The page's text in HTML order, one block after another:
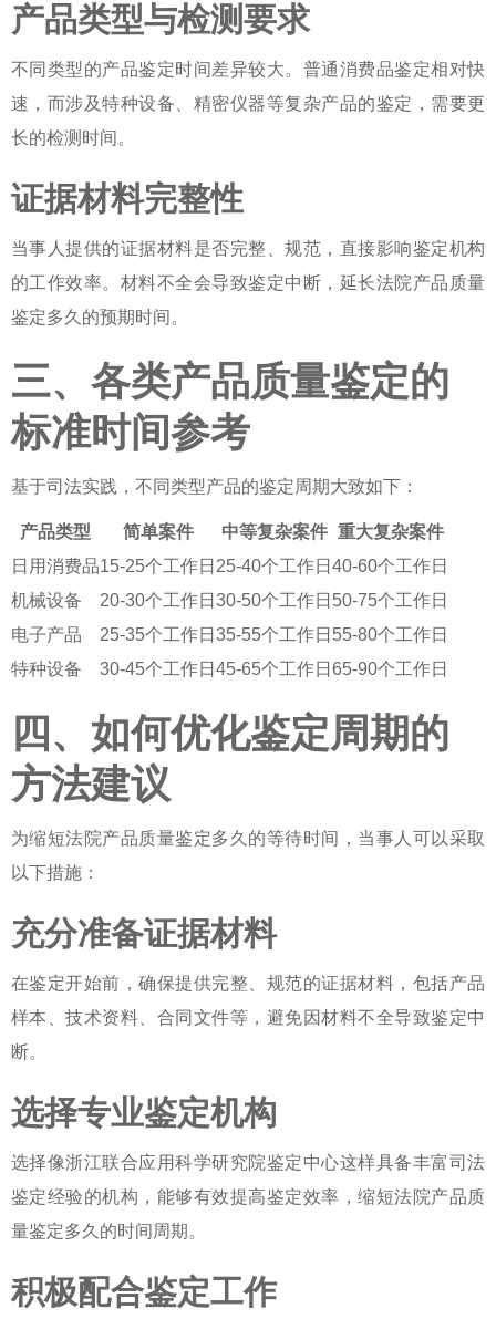
产品类型与检测要求
不同类型的产品鉴定时间差异较大。普通消费品鉴定相对快
速，而涉及特种设备、精密仪器等复杂产品的鉴定，需要更
长的检测时间。
证据材料完整性
当事人提供的证据材料是否完整、规范，直接影响鉴定机构
的工作效率。材料不全会导致鉴定中断，延长法院产品质量
鉴定多久 的预期时间。
三、各类产品质量鉴定的
标准时间参考
基于司法实践，不同类型产品的鉴定周期大致如下：
产品类型 简单案件 中等复杂案件 重大复杂案件
日用消费品15-25个工作日 25-40个工作日 40-60个工作日
机械设备
20-30个工作日 30-50个工作日 50-75个工作日
电子产品
25-35个工作日 35-55个工作日 55-80个工作日
特种设备
30-45个工作日 45-65个工作日 65-90个工作日
四、如何优化鉴定周期的
方法建议
为缩短法院产品质量鉴定多久 的等待时间，当事人可以采取
以下措施：
充分准备证据材料
在鉴定开始前，确保提供完整、规范的证据材料，包括产品
样本、技术资料、合同文件等，避免因材料不全导致鉴定中
断。
选择专业鉴定机构
选择像浙江联合应用科学研究院鉴定中心这样具备丰富司法
鉴定经验的机构，能够有效提高鉴定效率，缩短法院产品质
量鉴定多久 的时间周期。
积极配合鉴定工作